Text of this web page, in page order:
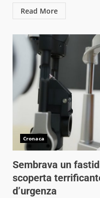
Read More
Cronaca
Sembrava un
scoperta
d’urgenza